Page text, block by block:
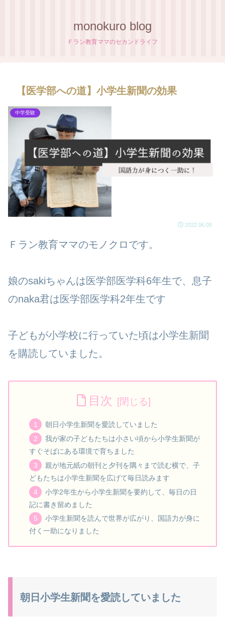
monokuro blog
Ｆラン教育ママのセカンドライフ
【医学部への道】小学生新聞の効果
中学受験
2022.06.05
Ｆラン教育ママのモノクロです。
娘のsakiちゃんは医学部医学科6年生で、息子
のnaka君は医学部医学科2年生です
子どもが小学校に行っていた頃は小学生新聞
を購読していました。
目次
朝日小学生新聞を愛読していました
我が家の子どもたちは小さい頃から小学生新聞が
すぐそばにある環境で育ちました
親が地元紙の朝刊と夕刊を隅々まで読む横で、子
どもたちは小学生新聞を広げて毎日読みます
小学2年生から小学生新聞を要約して、毎日の日
記に書き留めました
小学生新聞を読んで世界が広がり、国語力が身に
付く一助になりました
朝日小学生新聞を愛読していました